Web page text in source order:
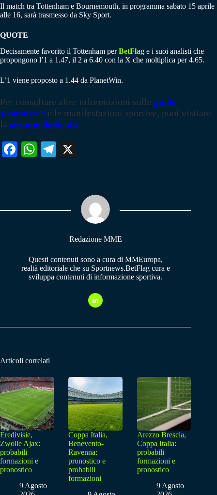
Il match tra Tottenham e Bournemouth, in programma sabato 15 aprile
alle 16, sarà trasmesso da Sky Sport.
QUOTE
Decisamente favorito il Tottenham perBetFlag e i suoi analisti che
propongono l’1 a 1.47, il 2 a 6.40 con la X che moltiplica per 4.65.
L’1 viene proposto a 1.44 da PlanetWin.
Per consultare altre informazioni sulle quote
scommesse e le manifestazioni sportive, puoi visitare
la sezione dedicata
Fa W
pp
Te
m
Redazione MME
Questi contenuti sono a cura di MMEuropa,
realtà editoriale che su Sportnews.BetFlag cura e
sviluppa contenuti di informazione sportiva.
Articoli correlati
Eredivisie,
Zwolle Ajax:
probabili
formazioni e
pronostico
9 Agosto
Coppa Italia,
Benevento-
Ravenna:
pronostico e
probabili
formazioni
Arezzo Brescia,
Coppa Italia:
probabili
formazioni e
pronostico
9 Agosto